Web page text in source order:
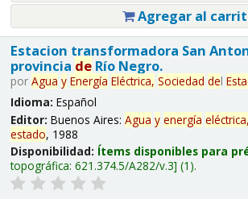
Agregar al
Estacion transformadora San
provincia deRío Negro.
por Agua y Energía Eléctrica, Sociedad del
Idioma: Español
Editor: Buenos Aires: Agua y energía eléctrica,
estado, 1988
Disponibilidad: Ítems disponibles para
topográfica: 621.374.5/A282/v.3 (1).